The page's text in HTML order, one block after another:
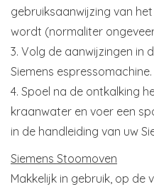
gebruiksaanwijzing van
wordt (normaliter
3. Volg de aanwijzingen in
Siemens espressomachine.
4. Spoel na de ontkalking
kraanwater en voer een
in de handleiding van uw
Siemens Stoomoven
Makkelijk in gebruik, op de